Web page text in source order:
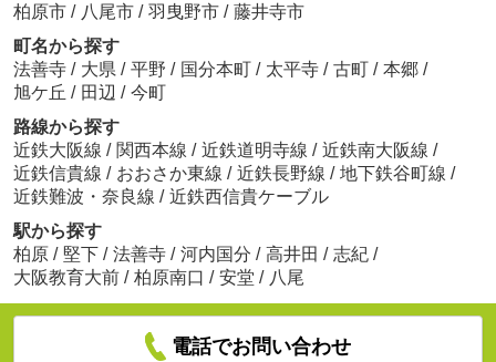
柏原市 / 八尾市 / 羽曳野市 / 藤井寺市
町名から探す
法善寺 / 大県 / 平野 / 国分本町 / 太平寺 / 古町 / 本郷 /
旭ケ丘 / 田辺 / 今町
路線から探す
近鉄大阪線 / 関西本線 / 近鉄道明寺線 / 近鉄南大阪線 /
近鉄信貴線 / おおさか東線 / 近鉄長野線 / 地下鉄谷町線 /
近鉄難波・奈良線 / 近鉄西信貴ケーブル
駅から探す
柏原 / 堅下 / 法善寺 / 河内国分 / 高井田 / 志紀 /
大阪教育大前 / 柏原南口 / 安堂 / 八尾
電話でお問い合わせ